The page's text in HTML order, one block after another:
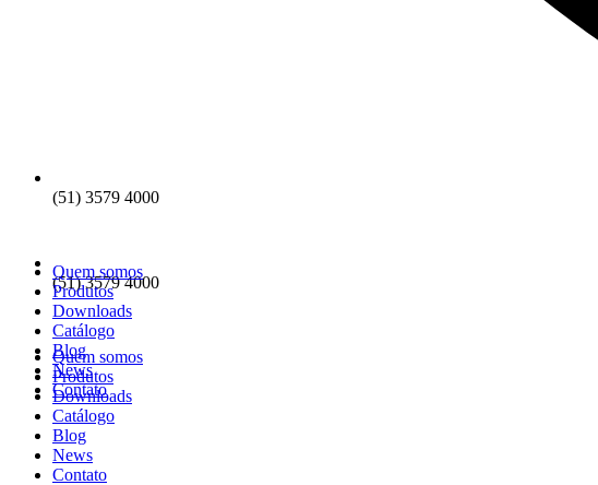
(51) 3579 4000
Quem somos
Produtos
Downloads
Catálogo
Blog
News
Contato
(51) 3579 4000
Quem somos
Produtos
Downloads
Catálogo
Blog
News
Contato